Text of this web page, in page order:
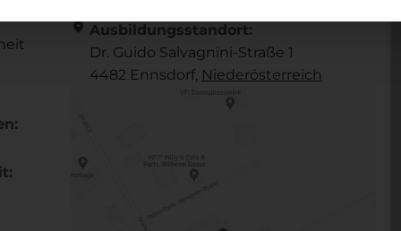
location_on Ausbildungsstandort:
Dr. Guido Salvagnini-Straße 1
4482 Ennsdorf, Nieder­österreich